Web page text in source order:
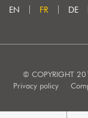
EN FR DE
© COPYRIGHT
Privacy policy